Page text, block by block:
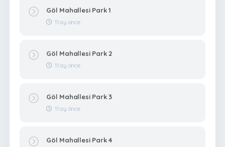
Göl Mahallesi Park 1
11 ay önce
Göl Mahallesi Park 2
11 ay önce
Göl Mahallesi Park 3
11 ay önce
Göl Mahallesi Park 4